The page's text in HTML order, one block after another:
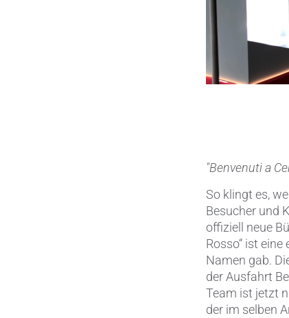
"Benvenuti a
So klingt es,
Besucher und
offiziell neue
Rosso“ ist
Namen gab.
der Ausfahrt
Team ist jetzt
der im selben